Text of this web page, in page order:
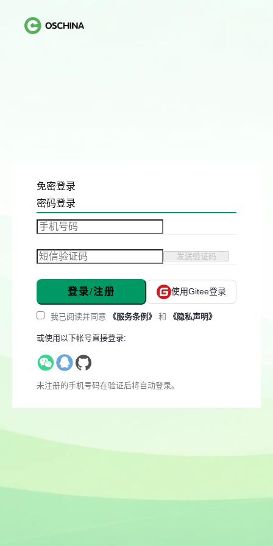
免密登录
密码登录
发送验证码
登录/注册 使用Gitee登录
我已阅读并同意 《服务条例》 和 《隐私声明》
或使用以下帐号直接登录:
未注册的手机号码在验证后将自动登录。